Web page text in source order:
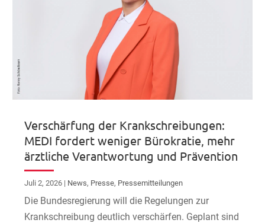
Verschärfung der Krankschreibungen:
MEDI fordert weniger Bürokratie, mehr
ärztliche Verantwortung und Prävention
Juli 2, 2026 | News, Presse, Pressemitteilungen
Die Bundesregierung will die Regelungen zur
Krankschreibung deutlich verschärfen. Geplant sind